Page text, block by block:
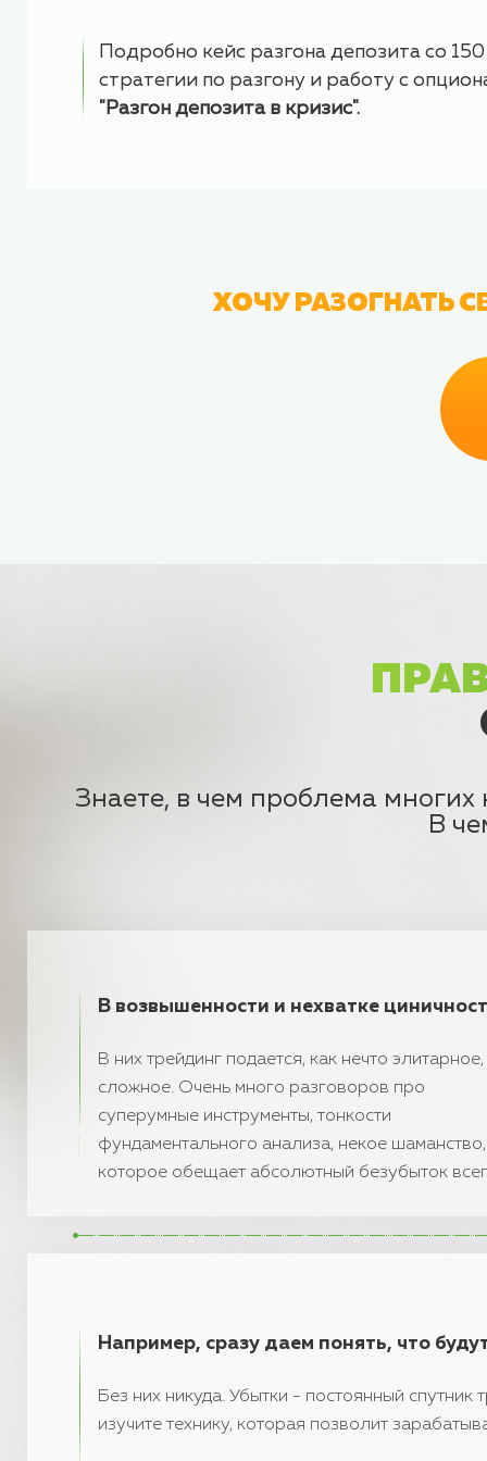
Подробно кейс разгона депозита со
стратегии по разгону и работу с
"Разгон депозита в кризис".
ХОЧУ РАЗОГНАТЬ
Знаете, в чем проблема
В
В возвышенности и нехватке
В них трейдинг подается, как нечто элитарное,
сложное. Очень много разговоров про
суперумные инструменты, тонкости
фундаментального анализа, некое шаманство,
которое обещает абсолютный безубыток
Например, сразу даем понять, что
Без них никуда. Убытки - постоянный
изучите технику, которая позволит